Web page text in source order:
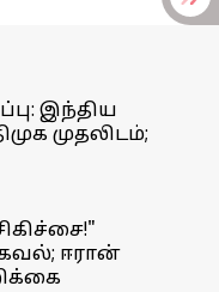
இந்திய
முதலிடம்;
ஈரான்